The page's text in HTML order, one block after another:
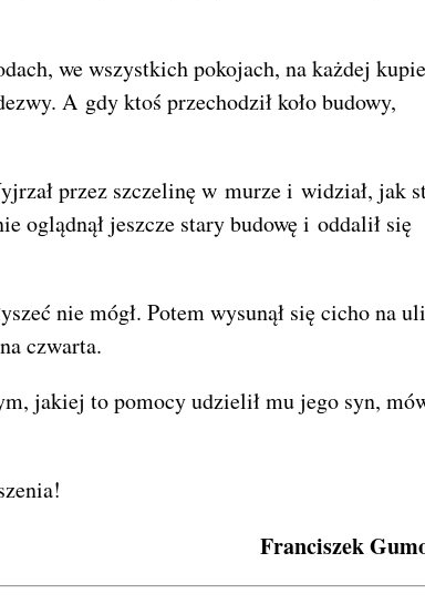
we wszystkich pokojach, na każdej kupie
A gdy ktoś przechodził koło budowy,
przez szczelinę w murze i widział, jak
oglądnął jeszcze stary budowę i oddalił się
nie mógł. Potem wysunął się cicho na
czwarta.
jakiej to pomocy udzielił mu jego syn,
Franciszek